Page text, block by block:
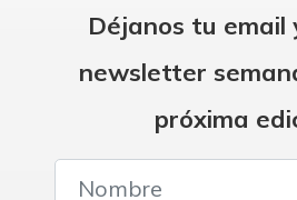
Déjanos tu email
newsletter
próxima